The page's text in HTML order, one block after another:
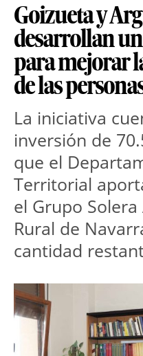
Goizueta y
desarrollan
para mejorar
de las
La iniciativa
inversión de
que el
Territorial
el Grupo
Rural de
cantidad